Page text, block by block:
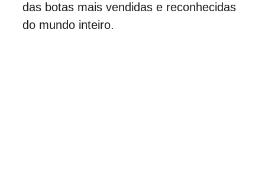
das botas mais vendidas e reconhecidas
do mundo inteiro.